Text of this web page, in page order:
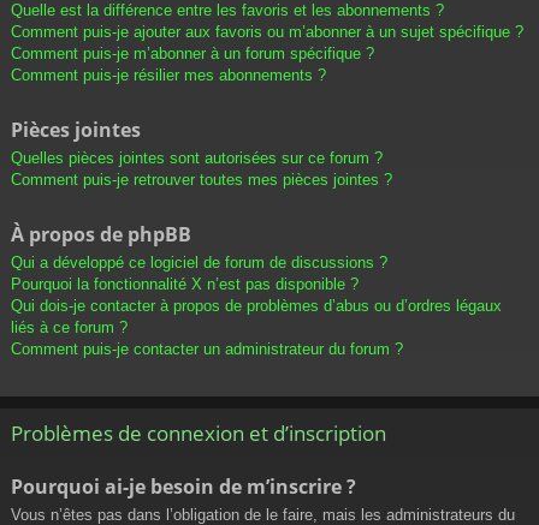
Quelle est la différence entre les favoris et les abonnements ?
Comment puis-je ajouter aux favoris ou m’abonner à un sujet spécifique ?
Comment puis-je m’abonner à un forum spécifique ?
Comment puis-je résilier mes abonnements ?
Pièces jointes
Quelles pièces jointes sont autorisées sur ce forum ?
Comment puis-je retrouver toutes mes pièces jointes ?
À propos de phpBB
Qui a développé ce logiciel de forum de discussions ?
Pourquoi la fonctionnalité X n’est pas disponible ?
Qui dois-je contacter à propos de problèmes d’abus ou d’ordres légaux
liés à ce forum ?
Comment puis-je contacter un administrateur du forum ?
Problèmes de connexion et d’inscription
Pourquoi ai-je besoin de m’inscrire ?
Vous n’êtes pas dans l’obligation de le faire, mais les administrateurs du